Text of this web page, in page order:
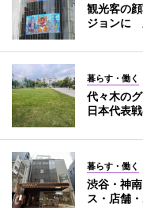
観光客の
ジョンに
暮らす・働く
代々木の
日本代表
暮らす・働く
渋谷・神
ス・店舗